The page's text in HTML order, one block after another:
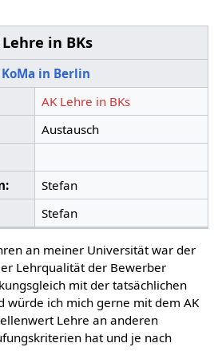
in BKs
KoMa in Berlin
AK Lehre in BKs
Austausch
Stefan
Stefan
an meiner Universität war der
Lehrqualität der Bewerber
mit der tatsächlichen
würde ich mich gerne mit dem AK
Lehre an anderen
hat und je nach